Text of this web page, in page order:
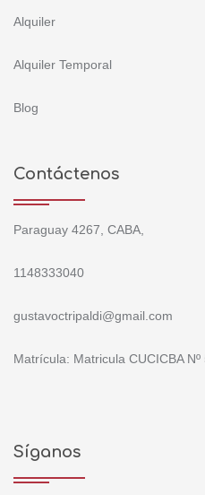
Alquiler
Alquiler Temporal
Blog
Contáctenos
Paraguay 4267, CABA,
1148333040
gustavoctripaldi@gmail.com
Matrícula: Matricula CUCICBA Nº
Síganos